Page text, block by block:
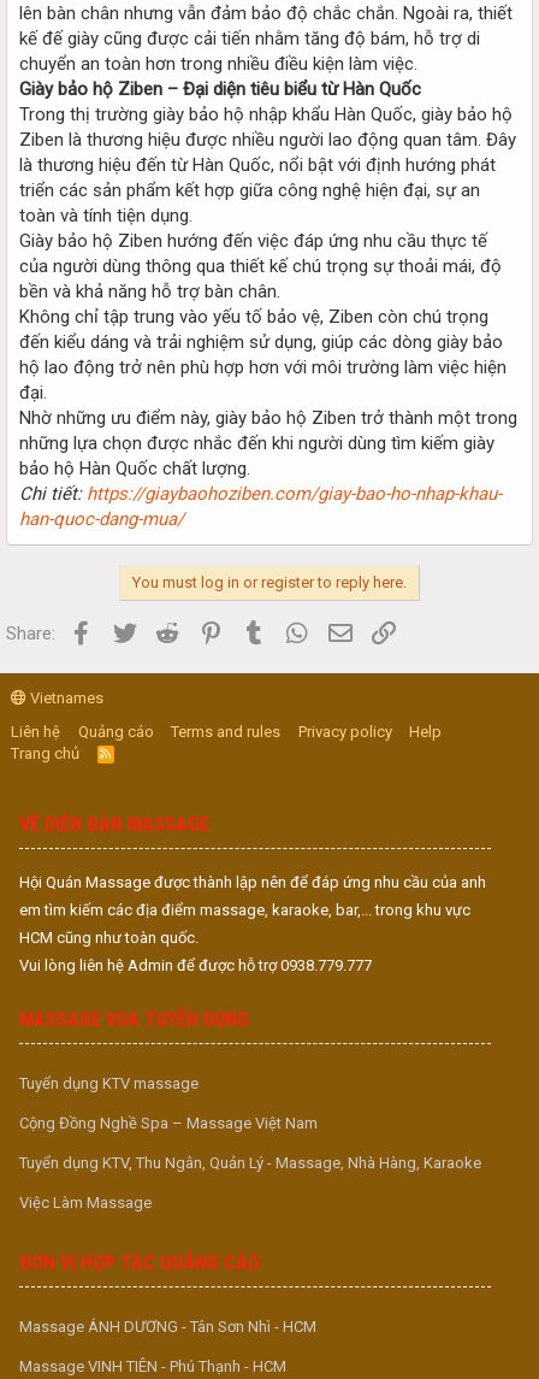
lên bàn chân nhưng vẫn đảm bảo độ chắc chắn. Ngoài ra, thiết
kế đế giày cũng được cải tiến nhằm tăng độ bám, hỗ trợ di
chuyển an toàn hơn trong nhiều điều kiện làm việc.
Giày bảo hộ Ziben – Đại diện tiêu biểu từ Hàn Quốc
Trong thị trường giày bảo hộ nhập khẩu Hàn Quốc, giày bảo hộ
Ziben là thương hiệu được nhiều người lao động quan tâm. Đây
là thương hiệu đến từ Hàn Quốc, nổi bật với định hướng phát
triển các sản phẩm kết hợp giữa công nghệ hiện đại, sự an
toàn và tính tiện dụng.
Giày bảo hộ Ziben hướng đến việc đáp ứng nhu cầu thực tế
của người dùng thông qua thiết kế chú trọng sự thoải mái, độ
bền và khả năng hỗ trợ bàn chân.
Không chỉ tập trung vào yếu tố bảo vệ, Ziben còn chú trọng
đến kiểu dáng và trải nghiệm sử dụng, giúp các dòng giày bảo
hộ lao động trở nên phù hợp hơn với môi trường làm việc hiện
đại.
Nhờ những ưu điểm này, giày bảo hộ Ziben trở thành một trong
những lựa chọn được nhắc đến khi người dùng tìm kiếm giày
bảo hộ Hàn Quốc chất lượng.
Chi tiết: https://giaybaohoziben.com/giay-bao-ho-nhap-khau-
han-quoc-dang-mua/
You must log in or register to reply here.
Share: Facebook
Twitter Reddit PinterestTumblr WhatsApp
Email
Vietnames
Liên hệ
Quảng cáo Terms and rules Privacy policy
Help
Trang chủ
R
S
VỀ DIỄN ĐÀN MASSAGE
Hội Quán Massage được thành lập nên để đáp ứng nhu cầu của anh
em tìm kiếm các địa điểm massage, karaoke, bar,... trong khu vực
HCM cũng như toàn quốc.
Vui lòng liên hệ Admin để được hỗ trợ 0938.779.777
MASSAGE VUA TUYỂN DỤNG
Tuyển dụng KTV massage
Cộng Đồng Nghề Spa – Massage Việt Nam
Tuyển dụng KTV, Thu Ngân, Quản Lý - Massage, Nhà Hàng, Karaoke
Việc Làm Massage
ĐƠN VỊ HỢP TÁC QUẢNG CÁO
Massage ÁNH DƯƠNG - Tân Sơn Nhì - HCM
Massage VINH TIÊN - Phú Thạnh - HCM